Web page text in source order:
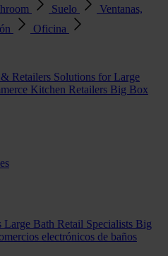
Suelo
Ventanas,
Oficina
Retailers Solutions for Large
Kitchen Retailers Big Box
Large Bath Retail Specialists Big
electrónicos de baños